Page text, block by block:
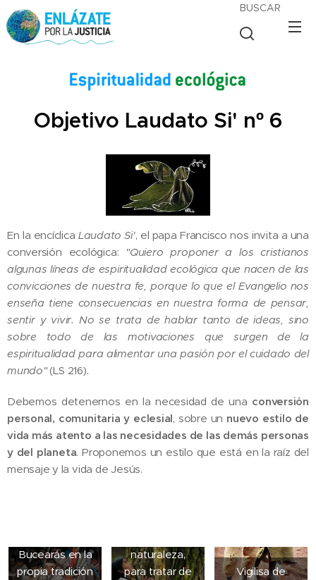
BUSCAR
Objetivo Laudato Si' nº 6
En la encíclica Laudato Si', el papa Francisco nos invita a una
conversión ecológica: "Quiero proponer a los cristianos
algunas líneas de espiritualidad ecológica que nacen de las
convicciones de nuestra fe, porque lo que el Evangelio nos
enseña tiene consecuencias en nuestra forma de pensar,
sentir y vivir. No se trata de hablar tanto de ideas, sino
sobre todo de las motivaciones que surgen de la
espiritualidad para alimentar una pasión por el cuidado del
mundo"(LS 216).
Debemos detenernos en la necesidad de una conversión
personal, comunitaria y eclesial, sobre un nuevo estilo de
vida más atento a las necesidades de las demás personas
y del planeta. Proponemos un estilo que está en la raíz del
mensaje y la vida de Jesús.
Bucearás en la
propia tradición
Busca en el
Evangelio cómo
se relacionaba
naturaleza,
para tratar de
Vigilisa de